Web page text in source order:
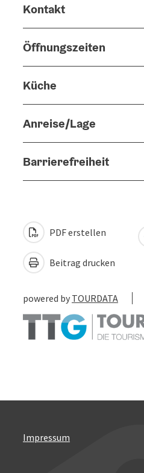
Kontakt
Öffnungszeiten
Küche
Anreise/Lage
Barrierefreiheit
PDF erstellen
Beitrag drucken
powered by TOURDATA
Impressum